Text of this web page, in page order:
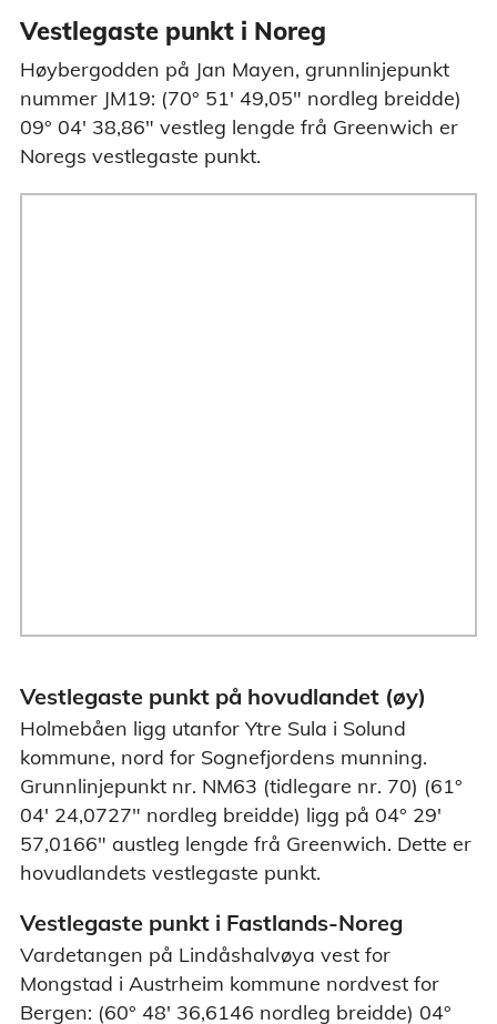
Vestlegaste punkt i Noreg
Høybergodden på Jan Mayen, grunnlinjepunkt
nummer JM19: (70° 51' 49,05" nordleg breidde)
09° 04' 38,86" vestleg lengde frå Greenwich er
Noregs vestlegaste punkt.
Vestlegaste punkt på hovudlandet (øy)
Holmebåen ligg utanfor Ytre Sula i Solund
kommune, nord for Sognefjordens munning.
Grunnlinjepunkt nr. NM63 (tidlegare nr. 70) (61°
04' 24,0727" nordleg breidde) ligg på 04° 29'
57,0166" austleg lengde frå Greenwich. Dette er
hovudlandets vestlegaste punkt.
Vestlegaste punkt i Fastlands-Noreg
Vardetangen på Lindåshalvøya vest for
Mongstad i Austrheim kommune nordvest for
Bergen: (60° 48' 36,6146 nordleg breidde) 04°